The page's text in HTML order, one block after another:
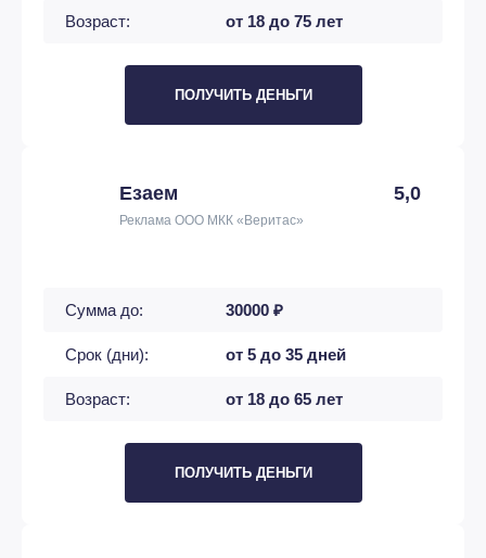
Возраст: от 18 до 75 лет
ПОЛУЧИТЬ ДЕНЬГИ
Езаем 5,0
Реклама ООО МКК «Веритас»
Сумма до: 30000 ₽
Срок (дни): от 5 до 35 дней
Возраст: от 18 до 65 лет
ПОЛУЧИТЬ ДЕНЬГИ